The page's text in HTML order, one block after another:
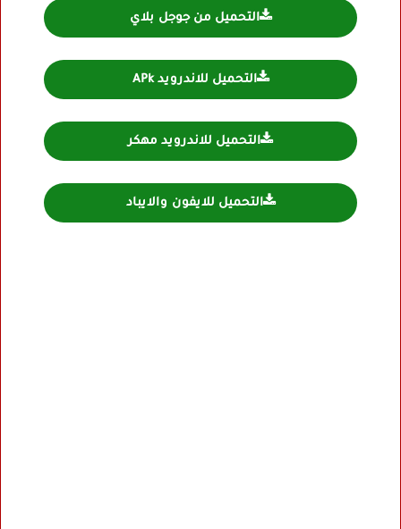
التحميل من جوجل بلاي
التحميل للاندرويد APk
التحميل للاندرويد مهكر
التحميل للايفون والايباد